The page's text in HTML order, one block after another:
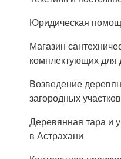
Юридическая
Магазин
комплектующих для
Возведение
загородных
Деревянная тара и
в Астрахани